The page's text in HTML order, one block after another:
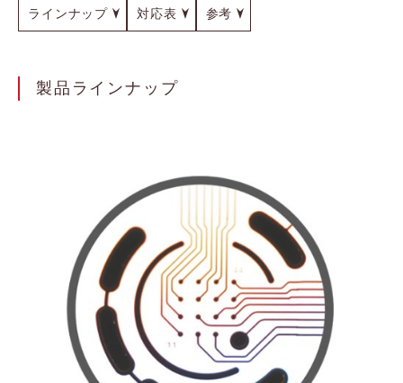
ラインナップ 対応表 参考
製品ラインナップ